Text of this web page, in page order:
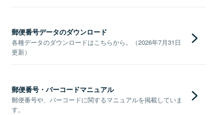
郵便番号データのダウンロード
各種データのダウンロードはこちらから。（2026年7月31日
更新）
郵便番号・バーコードマニュアル
郵便番号や、バーコードに関するマニュアルを掲載していま
す。